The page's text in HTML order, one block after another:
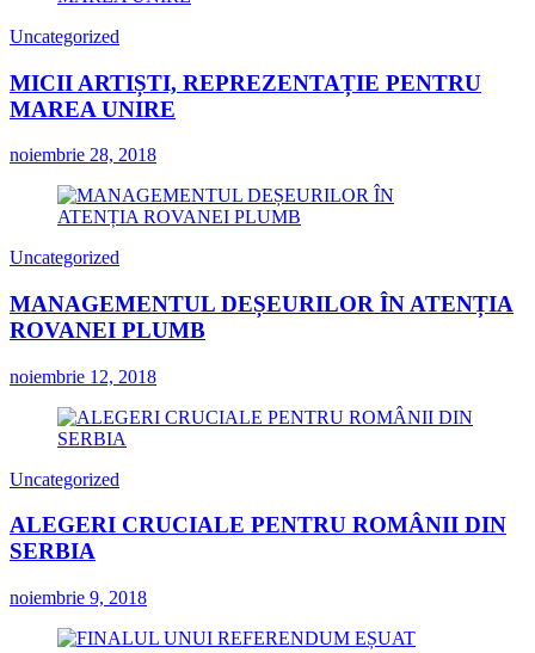
Uncategorized
MICII ARTIȘTI, REPREZENTAȚIE PENTRU
MAREA UNIRE
noiembrie 28, 2018
Uncategorized
MANAGEMENTUL DEȘEURILOR ÎN ATENȚIA
ROVANEI PLUMB
noiembrie 12, 2018
Uncategorized
ALEGERI CRUCIALE PENTRU ROMÂNII DIN
SERBIA
noiembrie 9, 2018